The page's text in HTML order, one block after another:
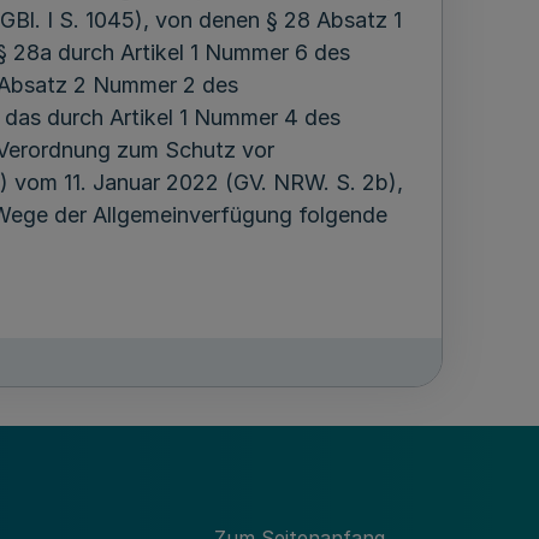
I S. 1045), von denen § 28 Absatz 1
durch Artikel 1 Nummer 6 des
2 Nummer 2 des
durch Artikel 1 Nummer 4 des
zum Schutz vor
11. Januar 2022 (GV. NRW. S. 2b),
der Allgemeinverfügung folgende
einschließlich